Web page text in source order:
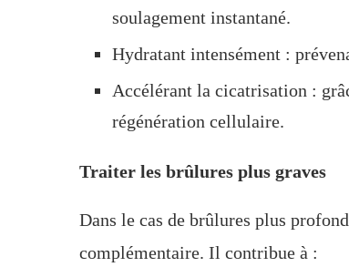
soulagement instantané.
Hydratant intensément :
Accélérant la cicatrisation :
régénération cellulaire.
Traiter les brûlures plus graves
Dans le cas de brûlures plus
complémentaire. Il contribue à :